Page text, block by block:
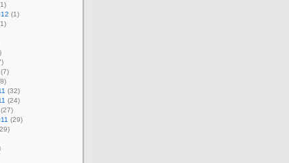
(1)
(7)
(32)
(24)
(27)
(29)